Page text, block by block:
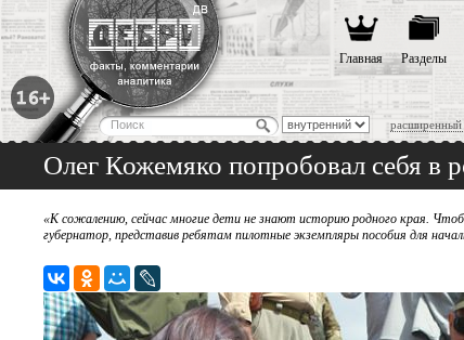
расширенный
Главная Разделы
Олег Кожемяко попробовал себя в
«К сожалению, сейчас многие дети не знают историю родного края.
губернатор, представив ребятам пилотные экземпляры пособия для